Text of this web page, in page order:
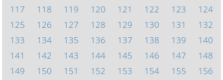
117
118 119 120 121 122 123
124
125
126 127 128 129 130 131
132
133
134 135 136 137 138 139
140
141
142 143 144 145 146 147
148
149
150 151 152 153 154 155
156